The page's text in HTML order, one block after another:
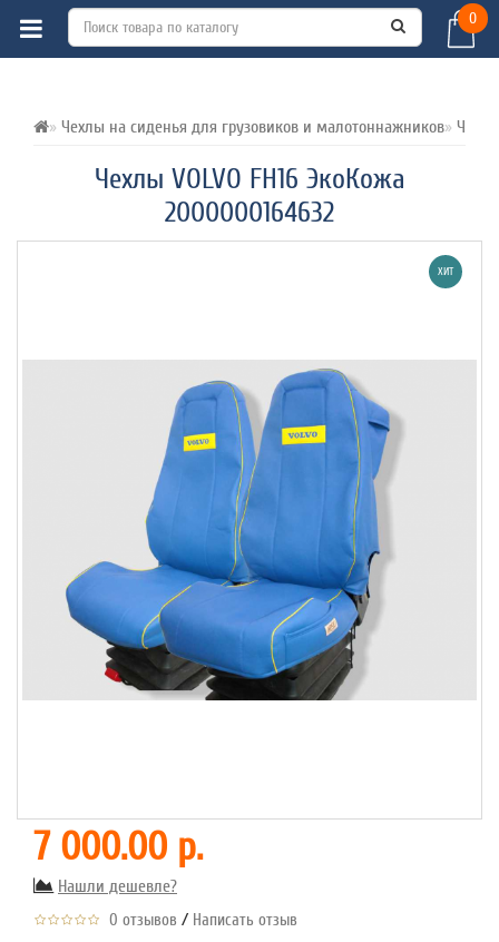
0
Чехлы на сиденья для грузовиков и малотоннажников
Чехлы VOLVO FH16 ЭкоКожа
2000000164632
ВСЕ О ТОВАРЕ ХАРАКТЕРИСТИКИ
ХИТ
7 000.00 р.
Нашли дешевле?
0 отзывов / Написать отзыв